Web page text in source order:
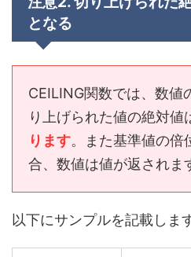
となる
CEILING関数では、数値
り上げられた値の絶対値
ります。また基準値の倍
合、数値は値が返されま
以下にサンプルを記載します